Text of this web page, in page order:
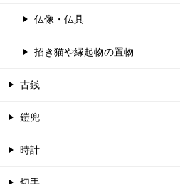
仏像・仏具
招き猫や縁起物の置物
古銭
鎧兜
時計